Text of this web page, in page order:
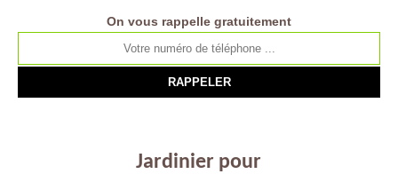
On vous rappelle gratuitement
Jardinier pour